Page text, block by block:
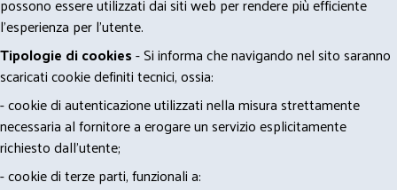
l'esperienza per l'utente.
Tipologie di cookies- Si informa che navigando nel sito saranno
scaricati cookie definiti tecnici, ossia:
- cookie di autenticazione utilizzati nella misura strettamente
necessaria al fornitore a erogare un servizio esplicitamente
richiesto dall'utente;
- cookie di terze parti, funzionali a: